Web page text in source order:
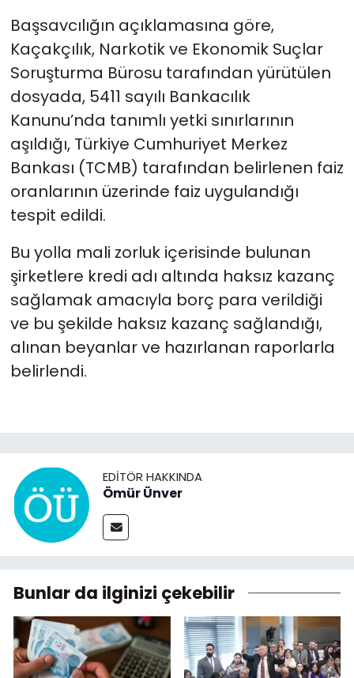
Başsavcılığın açıklamasına göre,
Kaçakçılık, Narkotik ve Ekonomik Suçlar
Soruşturma Bürosu tarafından yürütülen
dosyada, 5411 sayılı Bankacılık
Kanunu’nda tanımlı yetki sınırlarının
aşıldığı, Türkiye Cumhuriyet Merkez
Bankası (TCMB) tarafından belirlenen faiz
oranlarının üzerinde faiz uygulandığı
tespit edildi.
Bu yolla mali zorluk içerisinde bulunan
şirketlere kredi adı altında haksız kazanç
sağlamak amacıyla borç para verildiği
ve bu şekilde haksız kazanç sağlandığı,
alınan beyanlar ve hazırlanan raporlarla
belirlendi.
EDITÖR HAKKINDA
Ömür Ünver
Bunlar da ilginizi çekebilir